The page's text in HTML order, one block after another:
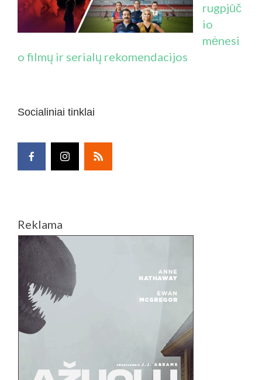
rugpjūč
io
mėnesi
o filmų ir serialų rekomendacijos
Socialiniai tinklai
Reklama